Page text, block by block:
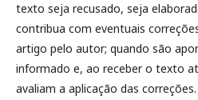
texto seja recusado, seja
contribua com eventuais
artigo pelo autor; quando são
informado e, ao receber o texto
avaliam a aplicação das